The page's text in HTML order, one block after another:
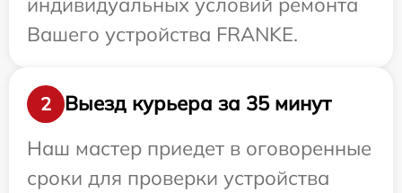
Вашего устройства FRANKE.
2
Выезд курьера за 35 минут
Наш мастер приедет в оговоренные
сроки для проверки устройства